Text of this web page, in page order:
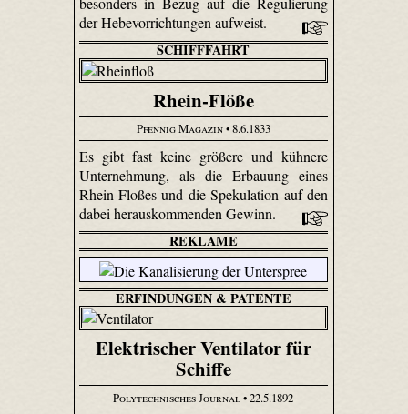
der Hebevorrichtungen aufweist.
SCHIFFFAHRT
Rhein-Flöße
Pfennig Magazin• 8.6.1833
Es gibt fast keine größere und kühnere
Unternehmung, als die Erbauung eines
Rhein-Floßes und die Spekulation auf den
dabei herauskommenden Gewinn.
REKLAME
ERFINDUNGEN & PATENTE
Elektrischer Ventilator für
Schiffe
Polytechnisches Journal• 22.5.1892